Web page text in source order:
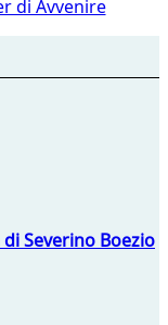
di Avvenire
Severino Boezio